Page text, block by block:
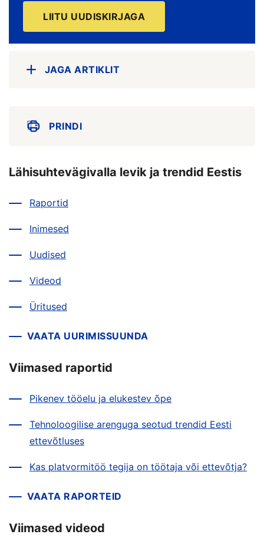
LIITU UUDISKIRJAGA
JAGA ARTIKLIT
PRINDI
Lähisuhtevägivalla levik ja trendid Eestis
Raportid
Inimesed
Uudised
Videod
Üritused
VAATA UURIMISSUUNDA
Viimased raportid
Pikenev tööelu ja elukestev õpe
Tehnoloogilise arenguga seotud trendid Eesti
ettevõtluses
Kas platvormitöö tegija on töötaja või ettevõtja?
VAATA RAPORTEID
Viimased videod